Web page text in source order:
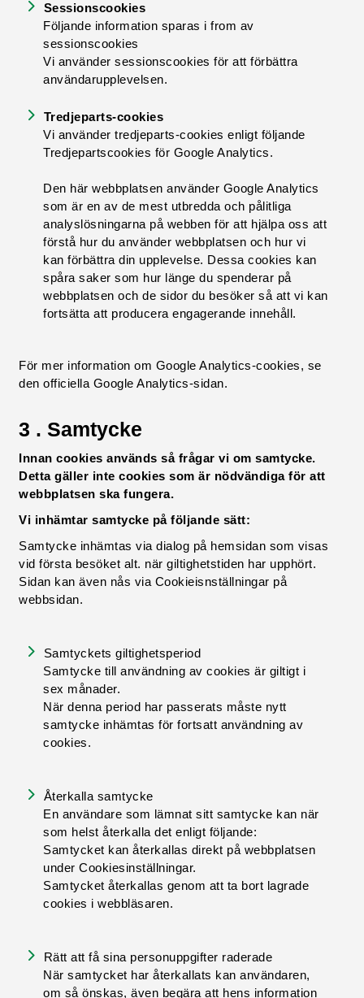
Sessionscookies
Följande information sparas i from av
sessionscookies
Vi använder sessionscookies för att förbättra
användarupplevelsen.
Tredjeparts-cookies
Vi använder tredjeparts-cookies enligt följande
Tredjepartscookies för Google Analytics.
Den här webbplatsen använder Google Analytics
som är en av de mest utbredda och pålitliga
analyslösningarna på webben för att hjälpa oss att
förstå hur du använder webbplatsen och hur vi
kan förbättra din upplevelse. Dessa cookies kan
spåra saker som hur länge du spenderar på
webbplatsen och de sidor du besöker så att vi kan
fortsätta att producera engagerande innehåll.
För mer information om Google Analytics-cookies, se
den officiella Google Analytics-sidan.
3 . Samtycke
Innan cookies används så frågar vi om samtycke.
Detta gäller inte cookies som är nödvändiga för att
webbplatsen ska fungera.
Vi inhämtar samtycke på följande sätt:
Samtycke inhämtas via dialog på hemsidan som visas
vid första besöket alt. när giltighetstiden har upphört.
Sidan kan även nås via Cookieisnställningar på
webbsidan.
Samtyckets giltighetsperiod
Samtycke till användning av cookies är giltigt i
sex månader.
När denna period har passerats måste nytt
samtycke inhämtas för fortsatt användning av
cookies.
Återkalla samtycke
En användare som lämnat sitt samtycke kan när
som helst återkalla det enligt följande:
Samtycket kan återkallas direkt på webbplatsen
under Cookiesinställningar.
Samtycket återkallas genom att ta bort lagrade
cookies i webbläsaren.
Rätt att få sina personuppgifter raderade
När samtycket har återkallats kan användaren,
om så önskas, även begära att hens information